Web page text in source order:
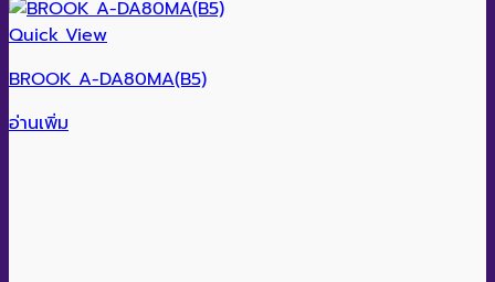
Quick View
BROOK A-DA80MA(B5)
อ่านเพิ่ม